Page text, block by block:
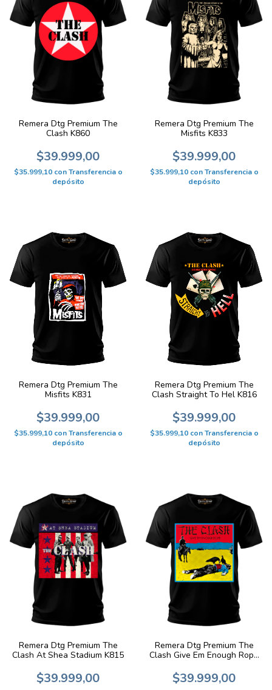
Remera Dtg Premium The
Clash K860
$39.999,00
$35.999,10 con Transferencia o
depósito
Remera Dtg Premium The
Misfits K833
$39.999,00
$35.999,10 con Transferencia o
depósito
Remera Dtg Premium The
Misfits K831
$39.999,00
$35.999,10 con Transferencia o
depósito
Remera Dtg Premium The
Clash Straight To Hel K816
$39.999,00
$35.999,10 con Transferencia o
depósito
Remera Dtg Premium The
Clash At Shea Stadium K815
$39.999,00
Remera Dtg Premium The
Clash Give Em Enough Rope
$39.999,00